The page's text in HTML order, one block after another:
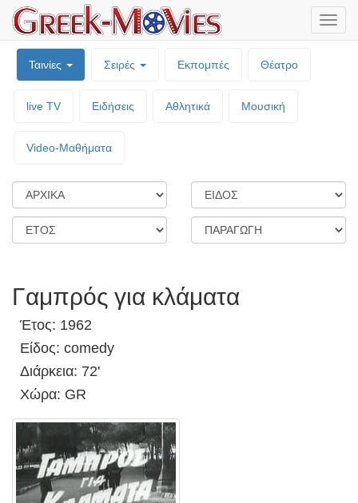
Ταινίες Σειρές Εκπομπές Θέατρο
live TV Ειδήσεις Αθλητικά Μουσική
Video-Mαθήματα
Γαμπρός για κλάματα
Έτος: 1962
Είδος: comedy
Διάρκεια: 72'
Χώρα: GR